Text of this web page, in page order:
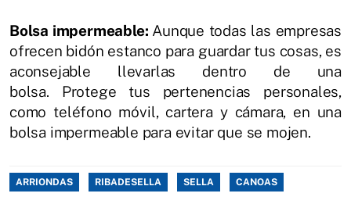
Bolsa impermeable: Aunque todas las empresas
ofrecen bidón estanco para guardar tus cosas, es
aconsejable llevarlas dentro de una
bolsa. Protege tus pertenencias personales,
como teléfono móvil, cartera y cámara, en una
bolsa impermeable para evitar que se mojen.
ARRIONDAS RIBADESELLA SELLA CANOAS